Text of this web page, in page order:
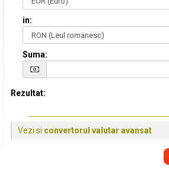
in:
Suma:
Rezultat:
Vezi si convertorul valutar avansat